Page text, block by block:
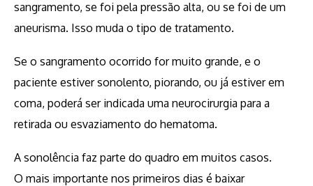
sangramento, se foi pela pressão alta, ou se foi de um
aneurisma. Isso muda o tipo de tratamento.
Se o sangramento ocorrido for muito grande, e o
paciente estiver sonolento, piorando, ou já estiver em
coma, poderá ser indicada uma neurocirurgia para a
retirada ou esvaziamento do hematoma.
A sonolência faz parte do quadro em muitos casos.
O mais importante nos primeiros dias é baixar